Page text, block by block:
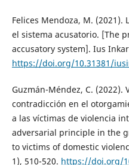
Felices Mendoza, M.
el sistema acusatorio. [The
accusatory system]. Ius
https://doi.org/10.31381/
Guzmán-Méndez, C.
contradicción en el
a las víctimas de violencia
adversarial principle in the
to victims of domestic
1), 510-520. https://doi.org/